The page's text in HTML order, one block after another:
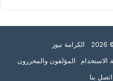
الاستخدام
المؤلفون والمحررون
اتصل بنا